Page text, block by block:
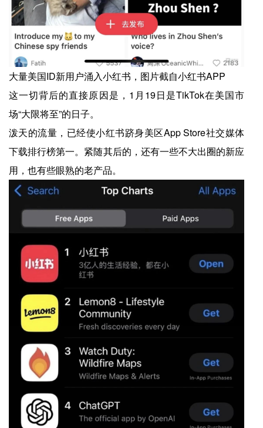
大量美国ID新用户涌入小红书，图片截自小红书APP
这一切背后的直接原因是，1月19日是TikTok在美国市
场“大限将至”的日子。
泼天的流量，已经使小红书跻身美区App Store社交媒体
下载排行榜第一。紧随其后的，还有一些不大出圈的新应
用，也有些眼熟的老产品。